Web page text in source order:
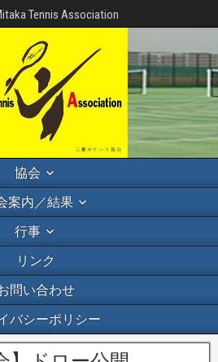
Tennis Association
協会
案内／結果
行事
リンク
問い合わせ
バシーポリシー